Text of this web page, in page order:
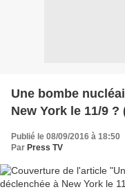
Une bombe
New York le 11/9 ?
Publié le 08/09/2016 à 18:50
Par Press TV